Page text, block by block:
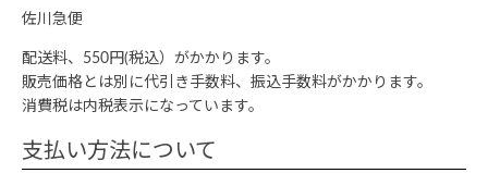
佐川急便
配送料、550円(税込）がかかります。
販売価格とは別に代引き手数料、振込手数料がかかります。
消費税は内税表示になっています。
支払い方法について